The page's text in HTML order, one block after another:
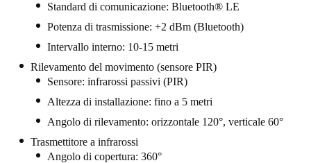
Italiano
Russia
Russian
Poland
Standard di comunicazione: Bluetooth® LE
Potenza di trasmissione: +2 dBm (Bluetooth)
Intervallo interno: 10-15 metri
Rilevamento del movimento (sensore PIR)
Sensore: infrarossi passivi (PIR)
Altezza di installazione: fino a 5 metri
Angolo di rilevamento: orizzontale 120°, verticale 60°
Trasmettitore a infrarossi
Angolo di copertura: 360°